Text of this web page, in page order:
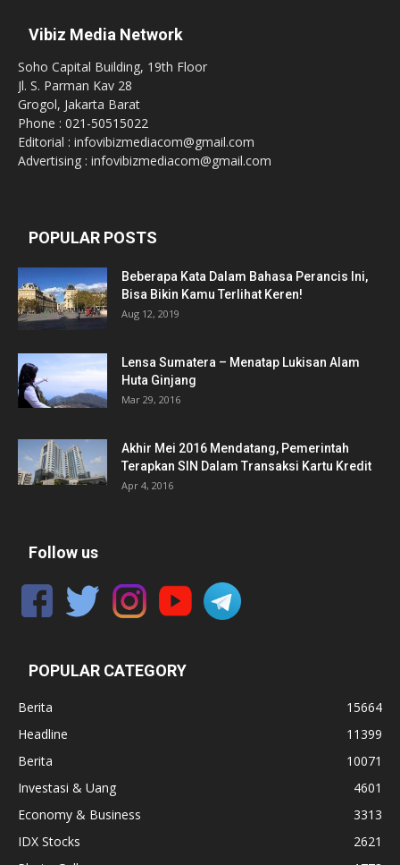
Vibiz Media Network
Soho Capital Building, 19th Floor
Jl. S. Parman Kav 28
Grogol, Jakarta Barat
Phone : 021-50515022
Editorial : infovibizmediacom@gmail.com
Advertising : infovibizmediacom@gmail.com
POPULAR POSTS
Beberapa Kata Dalam Bahasa Perancis Ini,
Bisa Bikin Kamu Terlihat Keren!
Aug 12, 2019
Lensa Sumatera – Menatap Lukisan Alam
Huta Ginjang
Mar 29, 2016
Akhir Mei 2016 Mendatang, Pemerintah
Terapkan SIN Dalam Transaksi Kartu Kredit
Apr 4, 2016
Follow us
POPULAR CATEGORY
Berita
15664
Headline
11399
Berita
10071
Investasi & Uang
4601
Economy & Business
3313
IDX Stocks
2621